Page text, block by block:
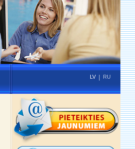
LV RU